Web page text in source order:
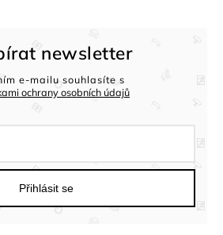
newsletter
e-mailu souhlasíte s
ochrany osobních údajů
Přihlásit se